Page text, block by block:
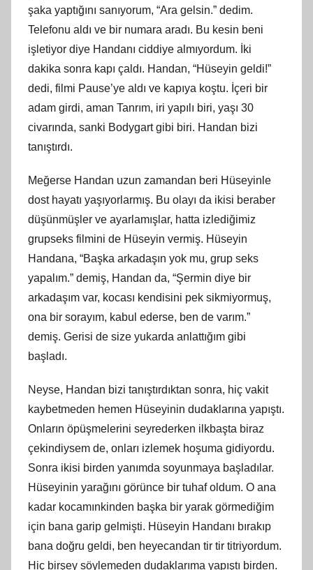
şaka yaptığını sanıyorum, “Ara gelsin.” dedim.
Telefonu aldı ve bir numara aradı. Bu kesin beni
işletiyor diye Handanı ciddiye almıyordum. İki
dakika sonra kapı çaldı. Handan, “Hüseyin geldi!”
dedi, filmi Pause’ye aldı ve kapıya koştu. İçeri bir
adam girdi, aman Tanrım, iri yapılı biri, yaşı 30
civarında, sanki Bodygart gibi biri. Handan bizi
tanıştırdı.
Meğerse Handan uzun zamandan beri Hüseyinle
dost hayatı yaşıyorlarmış. Bu olayı da ikisi beraber
düşünmüşler ve ayarlamışlar, hatta izlediğimiz
grupseks filmini de Hüseyin vermiş. Hüseyin
Handana, “Başka arkadaşın yok mu, grup seks
yapalım.” demiş, Handan da, “Şermin diye bir
arkadaşım var, kocası kendisini pek sikmiyormuş,
ona bir sorayım, kabul ederse, ben de varım.”
demiş. Gerisi de size yukarda anlattığım gibi
başladı.
Neyse, Handan bizi tanıştırdıktan sonra, hiç vakit
kaybetmeden hemen Hüseyinin dudaklarına yapıştı.
Onların öpüşmelerini seyrederken ilkbaşta biraz
çekindiysem de, onları izlemek hoşuma gidiyordu.
Sonra ikisi birden yanımda soyunmaya başladılar.
Hüseyinin yarağını görünce bir tuhaf oldum. O ana
kadar kocamınkinden başka bir yarak görmediğim
için bana garip gelmişti. Hüseyin Handanı bırakıp
bana doğru geldi, ben heyecandan tir tir titriyordum.
Hiç birşey söylemeden dudaklarıma yapıştı birden.